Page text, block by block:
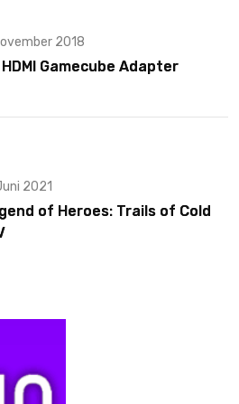
2018
HDMI Gamecube Adapter
2021
of Heroes: Trails of Cold